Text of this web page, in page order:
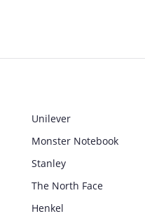
Unilever
Monster Notebook
Stanley
The North Face
Henkel